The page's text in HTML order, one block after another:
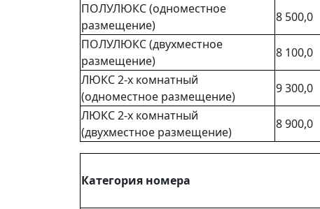
ПОЛУЛЮКС (одноместное
размещение)
8 500,0
ПОЛУЛЮКС (двухместное
размещение)
8 100,0
ЛЮКС 2-х комнатный
(одноместное размещение)
9 300,0
ЛЮКС 2-х комнатный
(двухместное размещение)
8 900,0
Категория номера